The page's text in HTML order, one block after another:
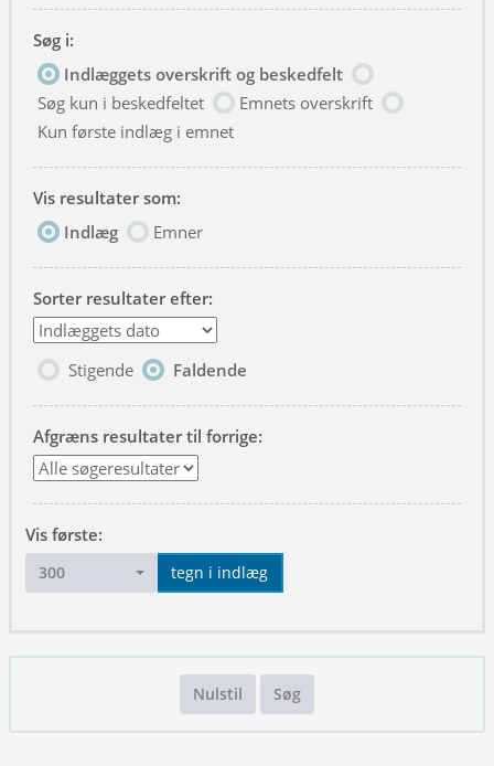
Søg i:
Indlæggets overskrift og beskedfelt
Søg kun i beskedfeltet
Emnets overskrift
Kun første indlæg i emnet
Vis resultater som:
Indlæg
Emner
Sorter resultater efter:
Stigende Faldende
Afgræns resultater til forrige:
Vis første:
300 tegn i indlæg
Nulstil Søg